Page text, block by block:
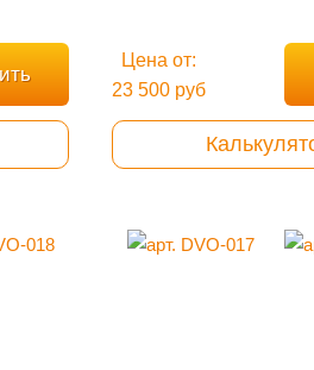
Цена от:
23 500 руб